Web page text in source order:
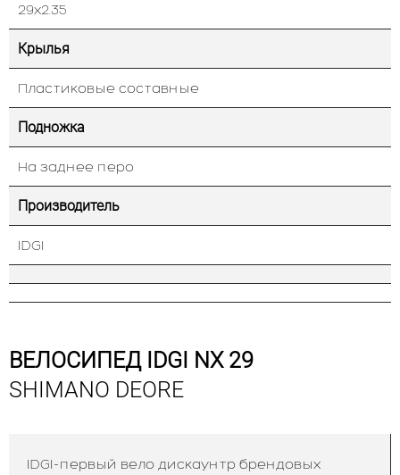
29х2.35
Крылья
Пластиковые составные
Подножка
На заднее перо
Производитель
IDGI
ВЕЛОСИПЕД IDGI NX 29
SHIMANO DEORE
IDGI-первый вело дискаунтр брендовых